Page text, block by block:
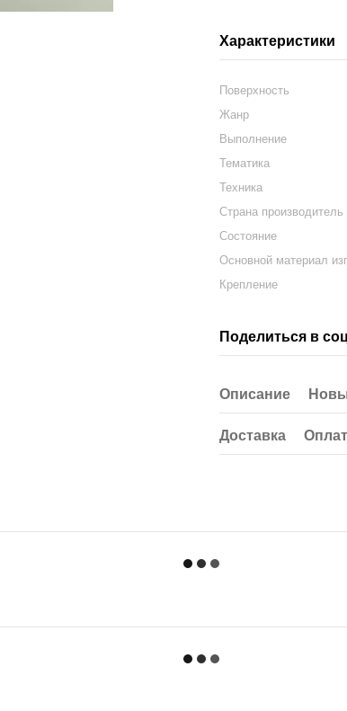
Характеристики
Поверхность
Жанр
Выполнение
Тематика
Техника
Страна производитель
Состояние
Основной материал
Крепление
Поделиться в
Описание
Доставка